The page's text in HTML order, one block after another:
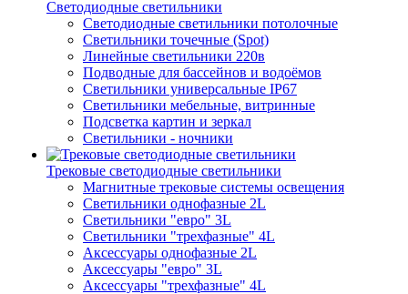
Светодиодные светильники
Светодиодные светильники потолочные
Светильники точечные (Spot)
Линейные светильники 220в
Подводные для бассейнов и водоёмов
Светильники универсальные IP67
Светильники мебельные, витринные
Подсветка картин и зеркал
Светильники - ночники
Трековые светодиодные светильники
Магнитные трековые системы освещения
Светильники однофазные 2L
Светильники "евро" 3L
Светильники "трехфазные" 4L
Аксессуары однофазные 2L
Аксессуары "евро" 3L
Аксессуары "трехфазные" 4L